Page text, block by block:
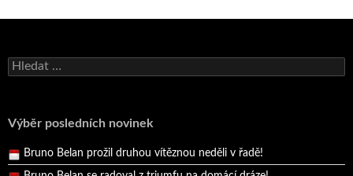
Vyhledávání
Výběr posledních novinek
Andy Appleton obhájil dlouhodrážní titul!
Bruno Belan se radoval z triumfu na domácí dráze!